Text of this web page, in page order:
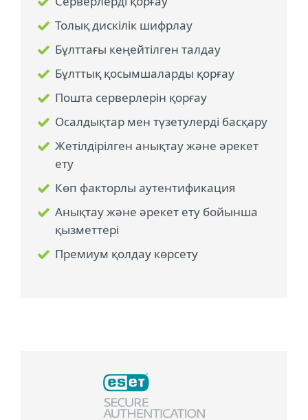
Толық дискілік шифрлау
Бұлттағы кеңейтілген талдау
Бұлттық қосымшаларды қорғау
Пошта серверлерін қорғау
Осалдықтар мен түзетулерді басқару
Жетілдірілген анықтау және әрекет
ету
Көп факторлы аутентификация
Анықтау және әрекет ету бойынша
қызметтері
Премиум қолдау көрсету